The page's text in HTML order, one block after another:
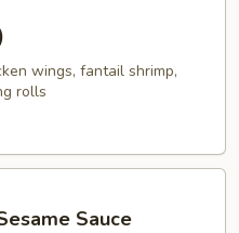
wings, fantail shrimp,
rolls
Sauce